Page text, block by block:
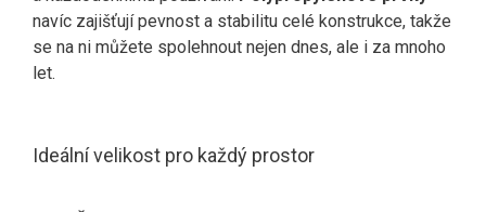
navíc zajišťují pevnost a stabilitu celé konstrukce, takže
se na ni můžete spolehnout nejen dnes, ale i za mnoho
let.
Ideální velikost pro každý prostor